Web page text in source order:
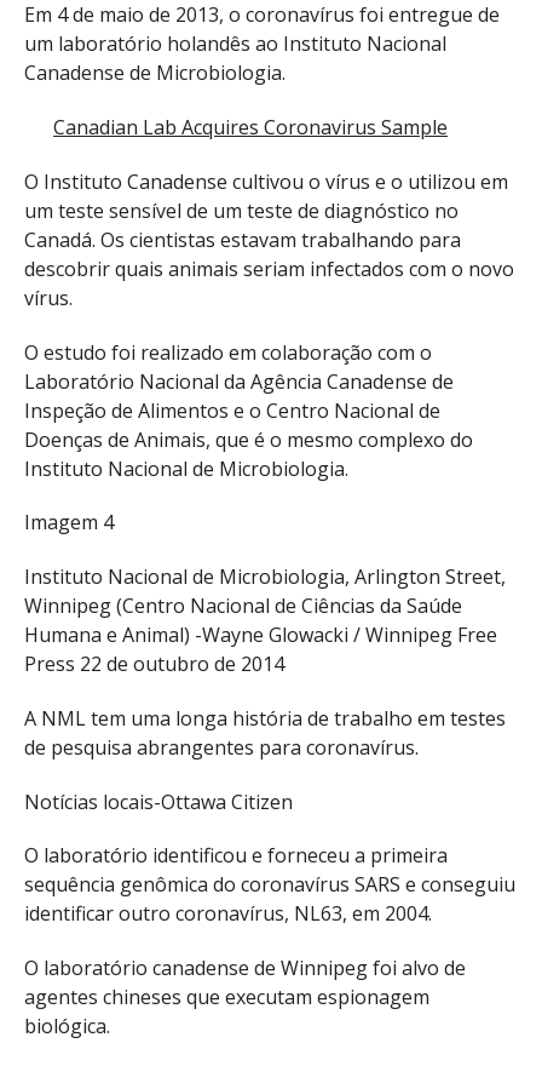
Em 4 de maio de 2013, o coronavírus foi entregue de
um laboratório holandês ao Instituto Nacional
Canadense de Microbiologia.
Canadian Lab Acquires Coronavirus Sample
O Instituto Canadense cultivou o vírus e o utilizou em
um teste sensível de um teste de diagnóstico no
Canadá. Os cientistas estavam trabalhando para
descobrir quais animais seriam infectados com o novo
vírus.
O estudo foi realizado em colaboração com o
Laboratório Nacional da Agência Canadense de
Inspeção de Alimentos e o Centro Nacional de
Doenças de Animais, que é o mesmo complexo do
Instituto Nacional de Microbiologia.
Imagem 4
Instituto Nacional de Microbiologia, Arlington Street,
Winnipeg (Centro Nacional de Ciências da Saúde
Humana e Animal) -Wayne Glowacki / Winnipeg Free
Press 22 de outubro de 2014
A NML tem uma longa história de trabalho em testes
de pesquisa abrangentes para coronavírus.
Notícias locais-Ottawa Citizen
O laboratório identificou e forneceu a primeira
sequência genômica do coronavírus SARS e conseguiu
identificar outro coronavírus, NL63, em 2004.
O laboratório canadense de Winnipeg foi alvo de
agentes chineses que executam espionagem
biológica.